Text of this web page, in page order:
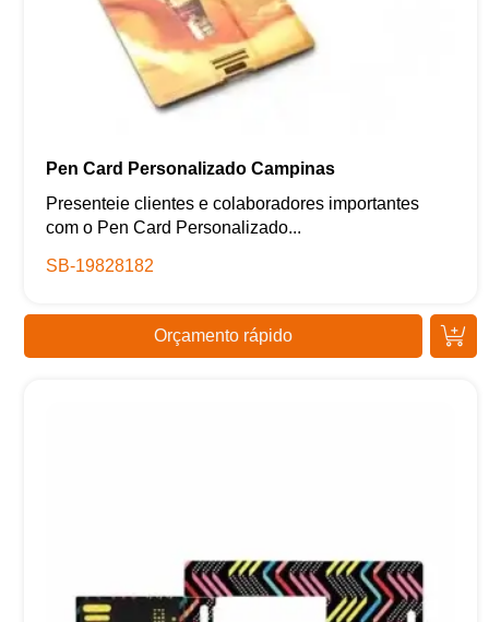
Pen Card Personalizado Campinas
Presenteie clientes e colaboradores importantes
com o Pen Card Personalizado...
SB-19828182
Orçamento rápido